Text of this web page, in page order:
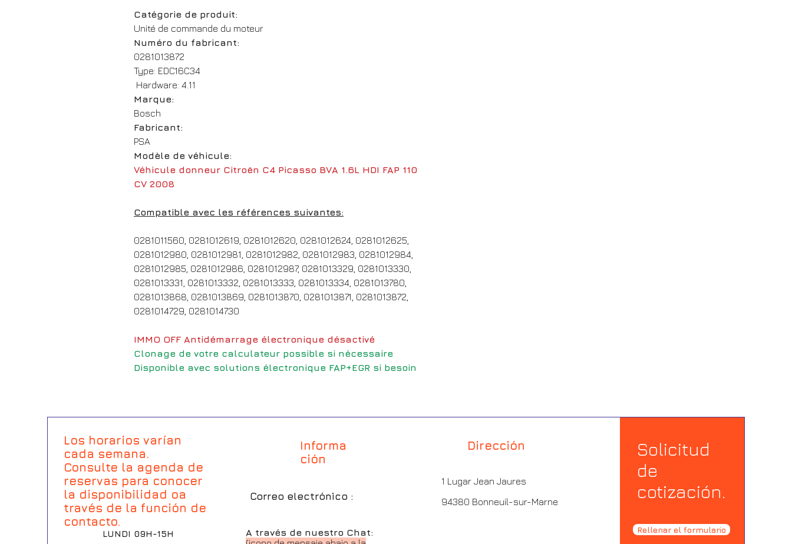
Catégorie de produit:
Unité de commande du moteur
Numéro du fabricant:
0281013872
Type: EDC16C34
Hardware: 4.11
Marque:
Bosch
Fabricant:
PSA
Modèle de véhicule:
Véhicule donneur Citroën C4 Picasso BVA 1.6L HDI FAP 110
CV 2008
Compatible avec les références suivantes:
0281011560, 0281012619, 0281012620, 0281012624, 0281012625,
0281012980, 0281012981, 0281012982, 0281012983, 0281012984,
0281012985, 0281012986, 0281012987, 0281013329, 0281013330,
0281013331, 0281013332, 0281013333, 0281013334, 0281013780,
0281013868, 0281013869, 0281013870, 0281013871, 0281013872,
0281014729, 0281014730
IMMO OFF Antidémarrage électronique désactivé
Clonage de votre calculateur possible si nécessaire
Disponible avec solutions électronique FAP+EGR si besoin
Los horarios varían
cada semana.
Consulte la agenda de
reservas para conocer
la disponibilidad oa
través de la función de
contacto.
LUNDI 09H-15H
Informa
ción
Correo electrónico :
A través de nuestro Chat:
Dirección
1 Lugar Jean Jaures
94380 Bonneuil-sur-Marne
Solicitud
de
cotización.
Rellenar el formulario